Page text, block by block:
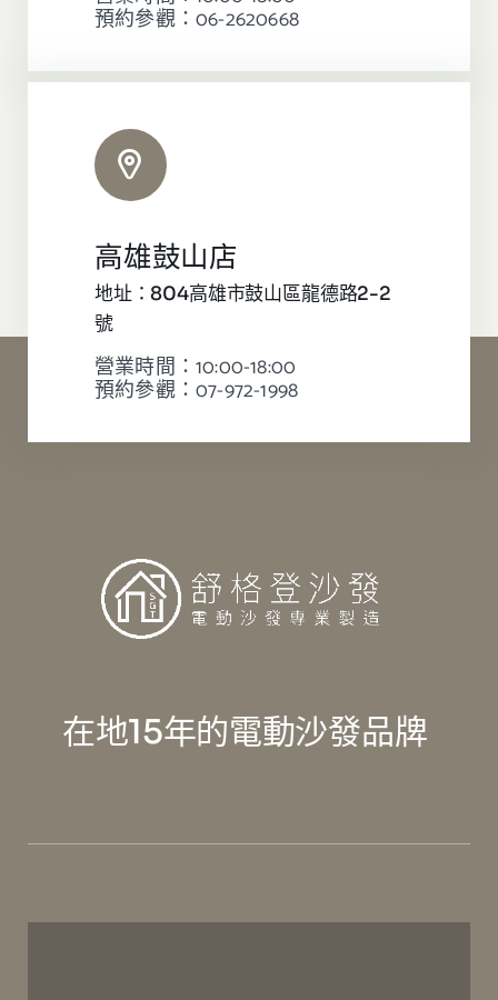
預約參觀：06-2620668
高雄鼓山店
地址：804高雄市鼓山區龍德路2-2
號
營業時間：10:00-18:00
預約參觀：07-972-1998
在地15年的電動沙發品牌